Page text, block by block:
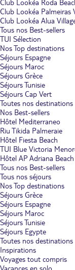
Club Lookéa Roda
Club Lookéa Palmeiras
Club Lookéa Alua
Tous nos Best-sellers
TUI Sélection
Nos Top destinations
Séjours Espagne
Séjours Maroc
Séjours Grèce
Séjours Tunisie
Séjours Cap Vert
Toutes nos destinations
Nos Best-sellers
Hôtel Mediterraneo
Riu Tikida Palmeraie
Hôtel Fiesta Beach
TUI Blue Victoria
Hôtel AP Adriana
Tous nos Best-sellers
Tous nos séjours
Nos Top destinations
Séjours Grèce
Séjours Espagne
Séjours Maroc
Séjours Tunisie
Séjours Egypte
Toutes nos destinations
Inspirations
Voyages tout compris